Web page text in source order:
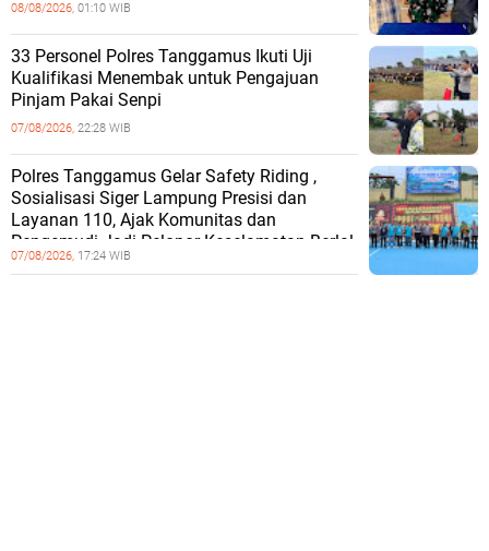
08/08/2026, 01:10 WIB
33 Personel Polres Tanggamus Ikuti Uji
Kualifikasi Menembak untuk Pengajuan
Pinjam Pakai Senpi
07/08/2026, 22:28 WIB
Polres Tanggamus Gelar Safety Riding ,
Sosialisasi Siger Lampung Presisi dan
Layanan 110, Ajak Komunitas dan
Pengemudi Jadi Pelopor Keselamatan Berlal
07/08/2026, 17:24 WIB